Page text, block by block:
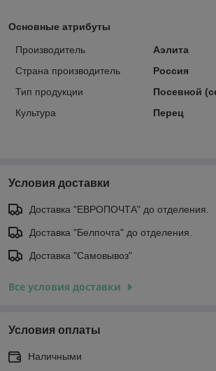
Основные атрибуты
Производитель
Аэлита
Страна производитель
Россия
Тип продукции
Посевной
Культура
Перец
Условия доставки
Доставка "ЕВРОПОЧТА" до отделения.
Доставка "Белпочта" до отделения.
Доставка "Самовывоз"
Все условия доставки
Условия оплаты
Наличными